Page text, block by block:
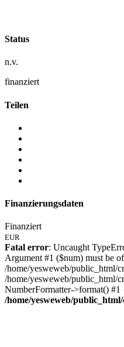
Status
n.v.
finanziert
Teilen
Finanzierungsdaten
Finanziert
EUR
Fatal error: Uncaught
Argument #1 ($num) must be
/home/yesweweb/public_html/
/home/yesweweb/public_html/
NumberFormatter->format()
/home/yesweweb/